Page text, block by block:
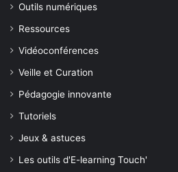
Outils numériques
Ressources
Vidéoconférences
Veille et Curation
Pédagogie innovante
Tutoriels
Jeux & astuces
Les outils d'E-learning Touch'